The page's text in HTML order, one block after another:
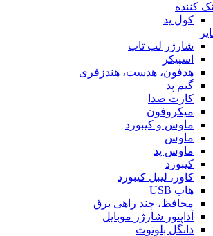
کننده
کول پد
شارژر لپ تاپ
اسپیکر
هدفون، هدست، هندزفری
گیم پد
کارت صدا
میکروفون
ماوس و کیبورد
ماوس
ماوس پد
کیبورد
کاور، لیبل کیبورد
هاب USB
محافظ، چند راهی برق
آداپتور شارژر موبایل
دانگل بلوتوث